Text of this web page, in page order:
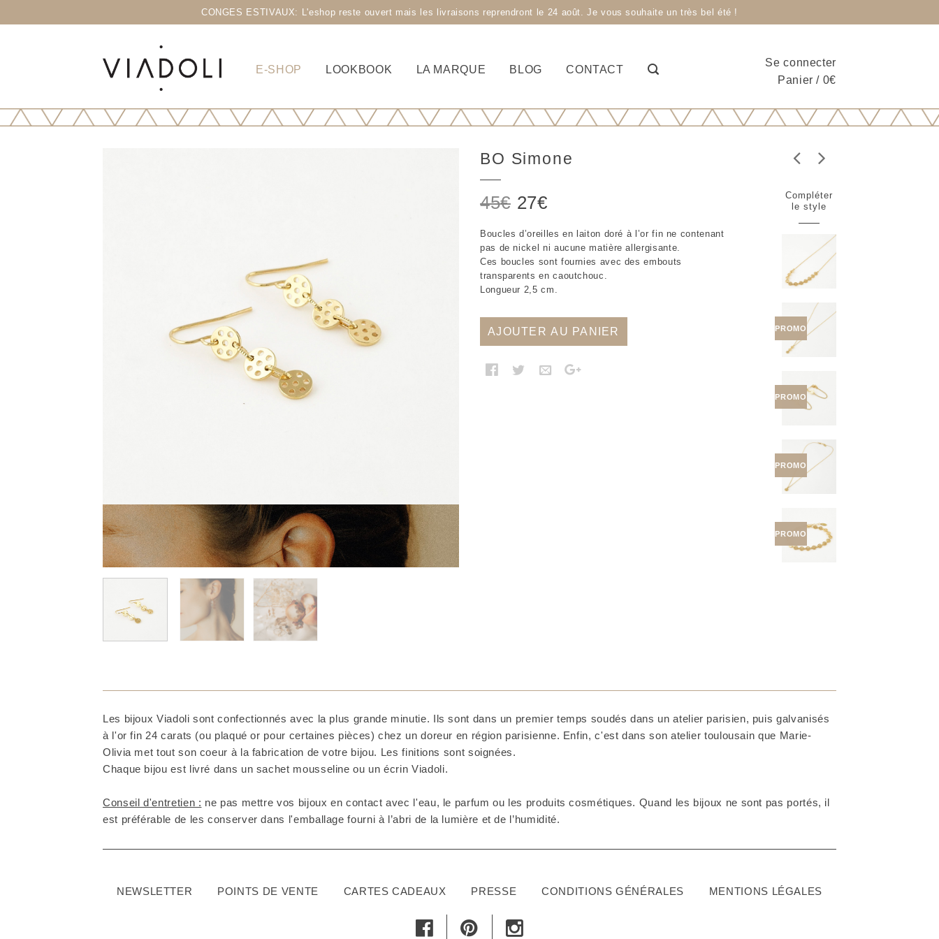
CONGES ESTIVAUX: L'eshop reste ouvert mais les livraisons reprendront le 24 août. Je vous souhaite un très bel été !
E-SHOP LOOKBOOK LA MARQUE BLOG CONTACT
Se connecter
Panier / 0€
BO Simone
45€ Le
initial
était :
45€.
27€Le
actuel
est :
27€.
Boucles d’oreilles en laiton doré à l’or fin ne contenant
pas de nickel ni aucune matière allergisante.
Ces boucles sont fournies avec des embouts
transparents en caoutchouc.
Longueur 2,5 cm.
AJOUTER AU PANIER
Compléter
le style
PROMO
PROMO
PROMO
PROMO
Les bijoux Viadoli sont confectionnés avec la plus grande minutie. Ils sont dans un premier temps soudés dans un atelier parisien, puis galvanisés
à l'or fin 24 carats (ou plaqué or pour certaines pièces) chez un doreur en région parisienne. Enfin, c'est dans son atelier toulousain que Marie-
Olivia met tout son coeur à la fabrication de votre bijou. Les finitions sont soignées.
Chaque bijou est livré dans un sachet mousseline ou un écrin Viadoli.
Conseil d'entretien : ne pas mettre vos bijoux en contact avec l'eau, le parfum ou les produits cosmétiques. Quand les bijoux ne sont pas portés, il
est préférable de les conserver dans l'emballage fourni à l’abri de la lumière et de l’humidité.
NEWSLETTER POINTS DE VENTE CARTES CADEAUX PRESSE CONDITIONS GÉNÉRALES MENTIONS LÉGALES